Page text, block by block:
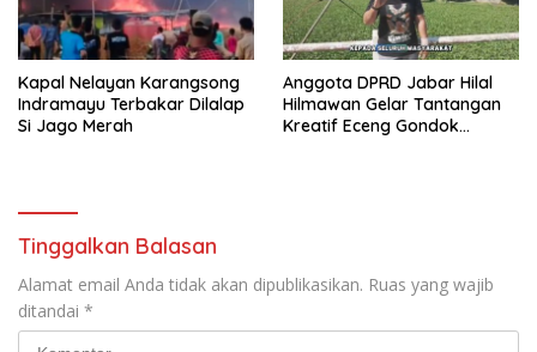
Kapal Nelayan Karangsong
Indramayu Terbakar Dilalap
Si Jago Merah
Anggota DPRD Jabar Hilal
Hilmawan Gelar Tantangan
Kreatif Eceng Gondok
Tinggalkan Balasan
Alamat email Anda tidak akan dipublikasikan. Ruas yang wajib
ditandai *